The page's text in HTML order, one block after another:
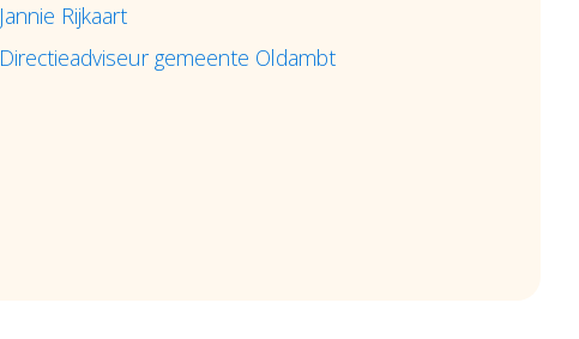
Jannie Rijkaart
Directieadviseur gemeente Oldambt